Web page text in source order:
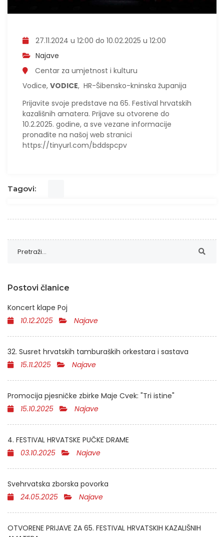
27.11.2024 u 12:00 do 10.02.2025 u 12:00
Najave
Centar za umjetnost i kulturu
Vodice, VODICE, HR-Šibensko-kninska županija
Prijavite svoje predstave na 65. Festival hrvatskih
kazališnih amatera. Prijave su otvorene do
10.2.2025. godine, a sve vezane informacije
pronađite na našoj web stranici
https://tinyurl.com/bddspcpv
Tagovi:
Postovi članice
Koncert klape Poj
10.12.2025
Najave
32. Susret hrvatskih tamburaških orkestara i sastava
15.11.2025
Najave
Promocija pjesničke zbirke Maje Cvek: "Tri istine"
15.10.2025
Najave
4. FESTIVAL HRVATSKE PUČKE DRAME
03.10.2025
Najave
Svehrvatska zborska povorka
24.05.2025
Najave
OTVORENE PRIJAVE ZA 65. FESTIVAL HRVATSKIH KAZALIŠNIH